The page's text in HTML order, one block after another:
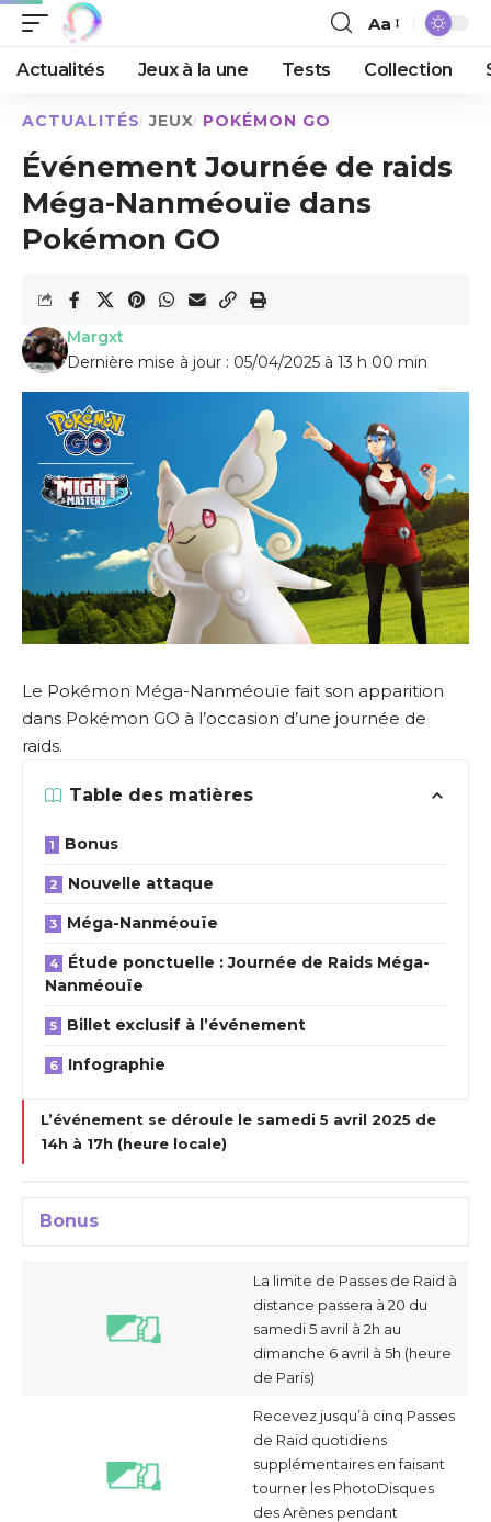
Aa
Actualités Jeux à la une Tests Collection
ACTUALITÉS JEUX POKÉMON GO
Événement Journée de raids
Méga-Nanméouïe dans
Pokémon GO
Dernière mise à jour : 05/04/2025 à 13 h 00 min
Margxt
Le Pokémon Méga-Nanméouïe fait son apparition
dans Pokémon GO à l’occasion d’une journée de
raids.
Table des matières
Bonus
Nouvelle attaque
Méga-Nanméouïe
Étude ponctuelle : Journée de Raids Méga-
Nanméouïe
Billet exclusif à l’événement
Infographie
L’événement se déroule le samedi 5 avril 2025 de
14h à 17h (heure locale)
Bonus
La limite de Passes de Raid à
distance passera à 20 du
samedi 5 avril à 2h au
dimanche 6 avril à 5h (heure
de Paris)
Recevez jusqu’à cinq Passes
de Raid quotidiens
supplémentaires en faisant
tourner les PhotoDisques
des Arènes pendant